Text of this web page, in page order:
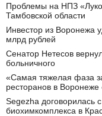
Проблемы на НПЗ
Тамбовской области
Инвестор из Воронежа
млрд рублей
Сенатор Нетесов
больничного
«Самая тяжелая фаза
ресторанов в
Segezha договорилась
биохимкомплекса в